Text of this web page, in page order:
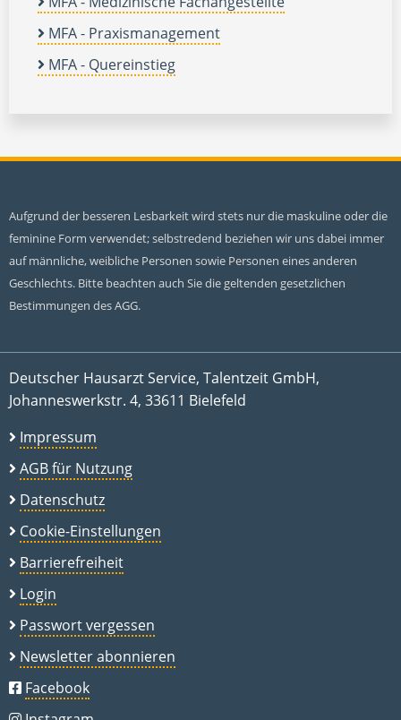
MFA - Praxismanagement
MFA - Quereinstieg
Aufgrund der besseren Lesbarkeit wird stets nur die maskuline oder die
feminine Form verwendet; selbstredend beziehen wir uns dabei immer
auf männliche, weibliche Personen sowie Personen eines anderen
Geschlechts. Bitte beachten auch Sie die geltenden gesetzlichen
Bestimmungen des AGG.
Deutscher Hausarzt Service, Talentzeit GmbH,
Johanneswerkstr. 4, 33611 Bielefeld
Impressum
AGB für Nutzung
Datenschutz
Cookie-Einstellungen
Barrierefreiheit
Login
Passwort vergessen
Newsletter abonnieren
Facebook